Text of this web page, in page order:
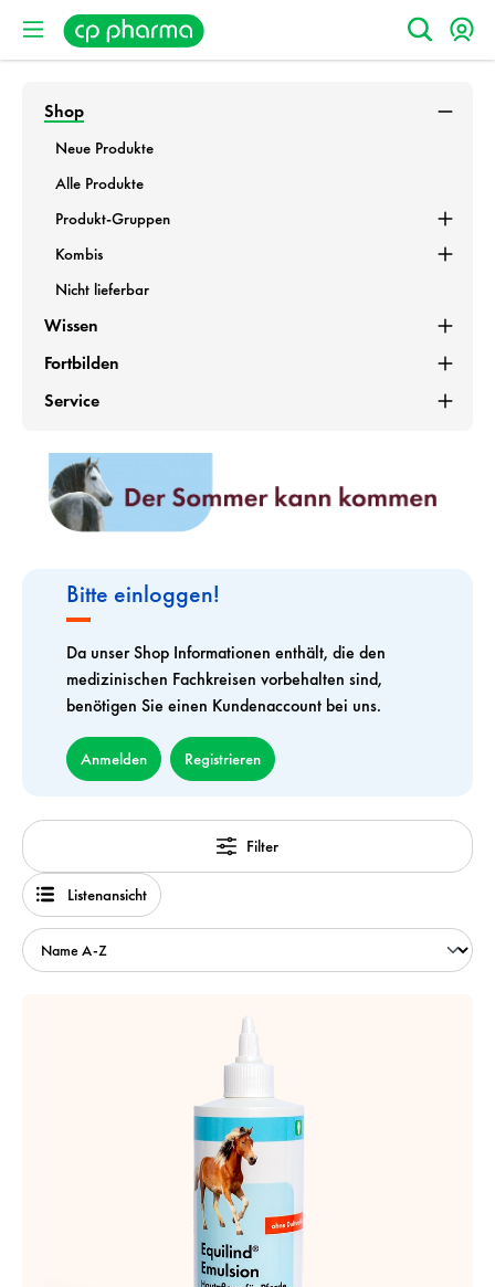
Shop
Neue Produkte
Alle Produkte
Produkt-Gruppen
Kombis
Nicht lieferbar
Wissen
Fortbilden
Service
Bitte einloggen!
Da unser Shop Informationen enthält, die den
medizinischen Fachkreisen vorbehalten sind,
benötigen Sie einen Kundenaccount bei uns.
Anmelden Registrieren
Filter
Listenansicht